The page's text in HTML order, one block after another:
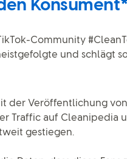
Community
und schlägt
der Veröffentlichung
Traffic auf Cleanipedia
gestiegen.